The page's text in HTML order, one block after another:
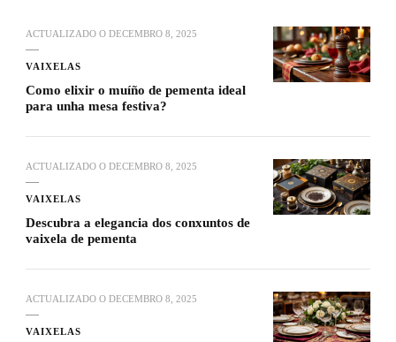
ACTUALIZADO O DECEMBRO 8, 2025
VAIXELAS
Como elixir o muíño de pementa ideal
para unha mesa festiva?
ACTUALIZADO O DECEMBRO 8, 2025
VAIXELAS
Descubra a elegancia dos conxuntos de
vaixela de pementa
ACTUALIZADO O DECEMBRO 8, 2025
VAIXELAS